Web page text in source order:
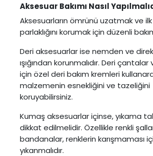
Aksesuar Bakımı Nasıl
Aksesuarların ömrünü uzatmak ve
parlaklığını korumak için düzenli
Deri aksesuarlar ise nemden ve
ışığından korunmalıdır. Deri
için özel deri bakım kremleri
malzemenin esnekliğini ve tazeliğini
koruyabilirsiniz.
Kumaş aksesuarlar içinse, yıkama
dikkat edilmelidir. Özellikle renkli
bandanalar, renklerin karışmaması
yıkanmalıdır.